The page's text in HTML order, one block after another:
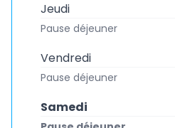
Jeudi
Pause déjeuner
Vendredi
Pause déjeuner
Samedi